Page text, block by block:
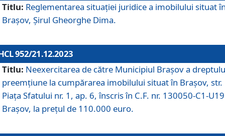
Titlu: Reglementarea situației juridice a imobilului situat
Brașov, Șirul Gheorghe Dima.
952/21.12.2023
Titlu: Neexercitarea de către Municipiul Brașov a
preemțiune la cumpărarea imobilului situat în Brașov, str.
Piața Sfatului nr. 1, ap. 6, înscris în C.F. nr. 130050-C1-U19
Brașov, la prețul de 110.000 euro.